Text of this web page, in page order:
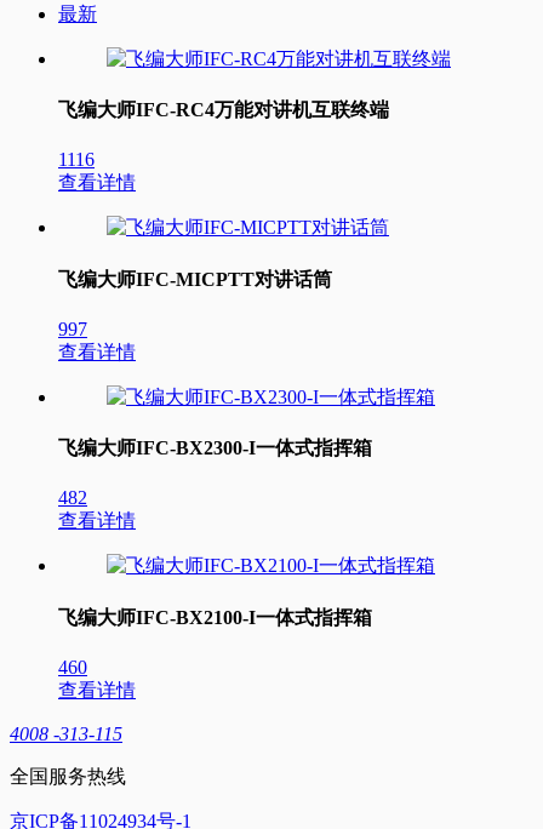
最新
飞编大师IFC-RC4万能对讲机互联终端
1116
查看详情
飞编大师IFC-MICPTT对讲话筒
997
查看详情
飞编大师IFC-BX2300-I一体式指挥箱
482
查看详情
飞编大师IFC-BX2100-I一体式指挥箱
460
查看详情
4008 -313-115
全国服务热线
京ICP备11024934号-1